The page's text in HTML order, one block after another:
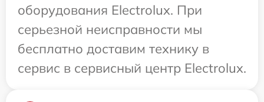
оборудования Electrolux. При
серьезной неисправности мы
бесплатно доставим технику в
сервис в сервисный центр Electrolux.